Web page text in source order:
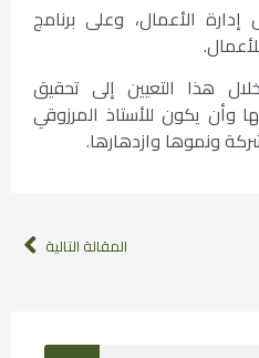
الأعمال، وعلى برنامج
هذا التعيين إلى تحقيق
وأن يكون للأستاذ المرزوقي
ونموها وازدهارها.
المقالة التالية